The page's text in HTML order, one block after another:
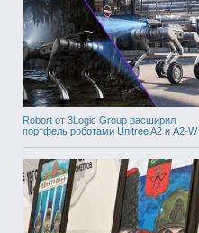
Robort от 3Logic Group расширил
портфель роботами Unitree A2 и A2-W